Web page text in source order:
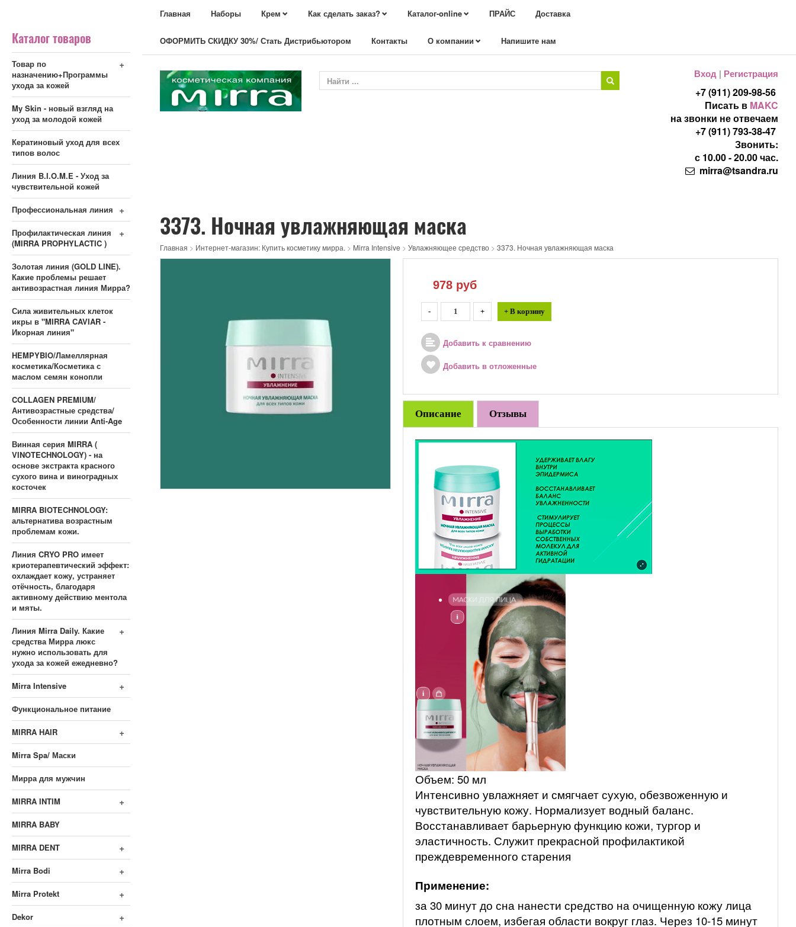
Главная Наборы Крем Как сделать заказ? Каталог-online ПРАЙС Доставка
ОФОРМИТЬ СКИДКУ 30%/ Стать Дистрибьютором Контакты О компании Напишите нам
Вход | Регистрация
+7 (911) 209-98-56
Писать в MAKC
на звонки не отвечаем
+7 (911) 793-38-47
Звонить:
с 10.00 - 20.00 час.
mirra@tsandra.ru
Каталог товаров
+
Товар по
назначению+Программы
ухода за кожей
My Skin - новый взгляд на
уход за молодой кожей
Кератиновый уход для всех
типов волос
Линия B.I.O.M.E - Уход за
чувствительной кожей
+
Профессиональная линия
+
Профилактическая линия
(MIRRA PROPHYLACTIC )
Золотая линия (GOLD LINE).
Какие проблемы решает
антивозрастная линия Мирра?
Сила живительных клеток
икры в "MIRRA CAVIAR -
Икорная линия"
HEMPYBIO/Ламеллярная
косметика/Косметика с
маслом семян конопли
COLLAGEN PREMIUM/
Антивозрастные средства/
Особенности линии Anti-Age
Винная серия MIRRA (
VINOTECHNOLOGY) - на
основе экстракта красного
сухого вина и виноградных
косточек
MIRRA BIOTECHNOLOGY:
альтернатива возрастным
проблемам кожи.
Линия CRYO PRO имеет
криотерапевтический эффект:
охлаждает кожу, устраняет
отёчность, благодаря
активному действию ментола
и мяты.
+
Линия Mirra Daily. Какие
средства Мирра люкс
нужно использовать для
ухода за кожей ежедневно?
+
Mirra Intensive
Функциональное питание
+
MIRRA HAIR
Mirra Spa/ Маски
Мирра для мужчин
+
MIRRA INTIM
MIRRA BABY
+
MIRRA DENT
+
Mirra Bodi
+
Mirra Protekt
+
Dekor
3373. Ночная увлажняющая маска
Главная > Интернет-магазин: Купить косметику мирра. > Mirra Intensive > Увлажняющее средство > 3373. Ночная увлажняющая маска
978 руб
- + + В корзину
Добавить к сравнению
Добавить в отложенные
Описание Отзывы
Объем: 50 мл
Интенсивно увлажняет и смягчает сухую, обезвоженную и
чувствительную кожу. Нормализует водный баланс.
Восстанавливает барьерную функцию кожи, тургор и
эластичность. Служит прекрасной профилактикой
преждевременного старения
Применение:
за 30 минут до сна нанести средство на очищенную кожу лица
плотным слоем, избегая области вокруг глаз. Через 10-15 минут